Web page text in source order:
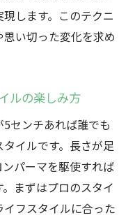
します。このテクニ
い切った変化を求め
ルの楽しみ方
センチあれば誰でも
イルです。長さが足
パーマを駆使すれば
まずはプロのスタイ
フスタイルに合った